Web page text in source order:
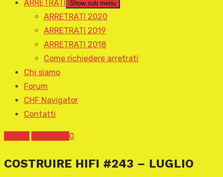
ARRETRATI
Show sub menu
ARRETRATI 2020
ARRETRATI 2019
ARRETRATI 2018
Come richiedere arretrati
Chi siamo
Forum
CHF Navigator
Contatti
0
COSTRUIRE HIFI #243 – LUGLIO